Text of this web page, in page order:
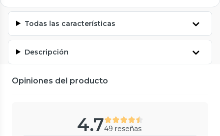
Todas las características
Descripción
Opiniones del producto
4.749 reseñas